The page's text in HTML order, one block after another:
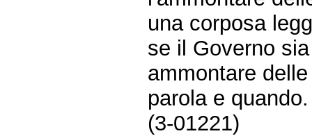
una corposa
se il Governo
ammontare
parola e quando.
(3-01221)